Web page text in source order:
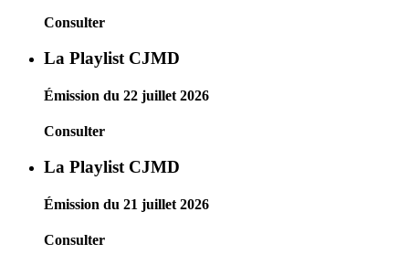
Consulter
La Playlist CJMD
Émission du 22 juillet 2026
Consulter
La Playlist CJMD
Émission du 21 juillet 2026
Consulter